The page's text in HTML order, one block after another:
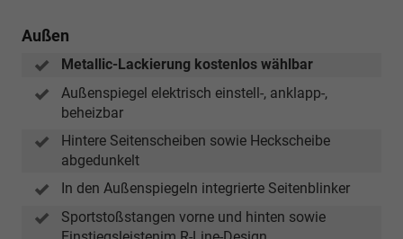
Außen
Metallic-Lackierung kostenlos wählbar
Außenspiegel elektrisch einstell-, anklapp-,
beheizbar
Hintere Seitenscheiben sowie Heckscheibe
abgedunkelt
In den Außenspiegeln integrierte Seitenblinker
Sportstoßstangen vorne und hinten sowie